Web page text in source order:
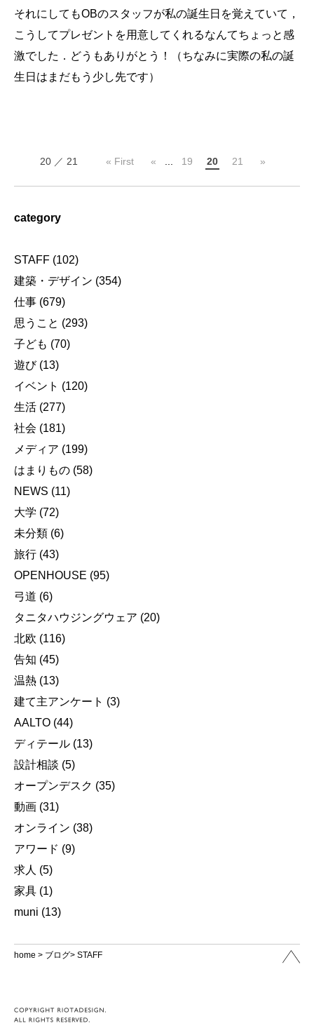
それにしてもOBのスタッフが私の誕生日を覚えていて，
こうしてプレゼントを用意してくれるなんてちょっと感
激でした．どうもありがとう！（ちなみに実際の私の誕
生日はまだもう少し先です）
20 ／ 21 « First « 19 20 21 »
category
STAFF (102)
建築・デザイン (354)
仕事 (679)
思うこと (293)
子ども (70)
遊び(13)
イベント (120)
生活 (277)
社会 (181)
メディア (199)
はまりもの (58)
NEWS (11)
大学 (72)
未分類 (6)
旅行 (43)
OPENHOUSE (95)
弓道 (6)
タニタハウジングウェア (20)
北欧 (116)
告知 (45)
温熱 (13)
建て主アンケート (3)
AALTO (44)
ディテール (13)
設計相談 (5)
オープンデスク (35)
動画 (31)
オンライン (38)
アワード (9)
求人 (5)
家具 (1)
muni (13)
home > ブログ> STAFF